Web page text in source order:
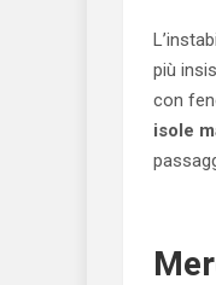
più
con
isole